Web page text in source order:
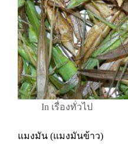
In เรื่องทั่วไป
แมงมัน (แมงมันข้าว)